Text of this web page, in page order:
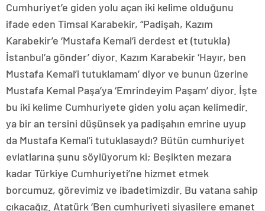
Cumhuriyet’e giden yolu açan iki kelime olduğunu
ifade eden Timsal Karabekir, “Padişah, Kazım
Karabekir’e ‘Mustafa Kemal’i derdest et (tutukla)
İstanbul’a gönder’ diyor. Kazım Karabekir ‘Hayır, ben
Mustafa Kemal’i tutuklamam’ diyor ve bunun üzerine
Mustafa Kemal Paşa’ya ‘Emrindeyim Paşam’ diyor. İşte
bu iki kelime Cumhuriyete giden yolu açan kelimedir.
ya bir an tersini düşünsek ya padişahın emrine uyup
da Mustafa Kemal’i tutuklasaydı? Bütün cumhuriyet
evlatlarına şunu söylüyorum ki; Beşikten mezara
kadar Türkiye Cumhuriyeti’ne hizmet etmek
borcumuz, görevimiz ve ibadetimizdir. Bu vatana sahip
çıkacağız. Atatürk ‘Ben cumhuriyeti siyasilere emanet